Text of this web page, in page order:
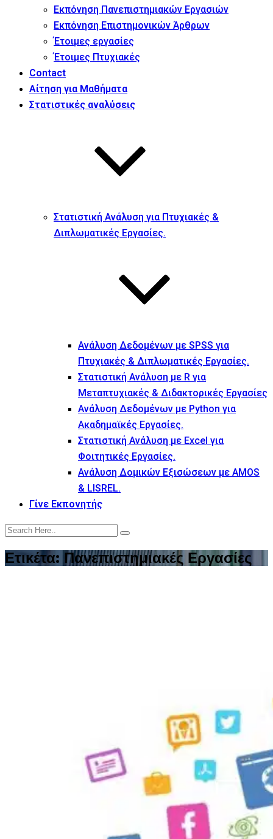
Εκπόνηση Πανεπιστημιακών Εργασιών
Εκπόνηση Επιστημονικών Άρθρων
Έτοιμες εργασίες
Έτοιμες Πτυχιακές
Contact
Αίτηση για Μαθήματα
Στατιστικές αναλύσεις
Στατιστική Ανάλυση για Πτυχιακές &
Διπλωματικές Εργασίες.
Ανάλυση Δεδομένων με SPSS για
Πτυχιακές & Διπλωματικές Εργασίες.
Στατιστική Ανάλυση με R για
Μεταπτυχιακές & Διδακτορικές Εργασίες
Ανάλυση Δεδομένων με Python για
Ακαδημαϊκές Εργασίες.
Στατιστική Ανάλυση με Excel για
Φοιτητικές Εργασίες.
Ανάλυση Δομικών Εξισώσεων με AMOS
& LISREL.
Γίνε Εκπονητής
Ετικέτα: Πανεπιστημιακές Εργασίες